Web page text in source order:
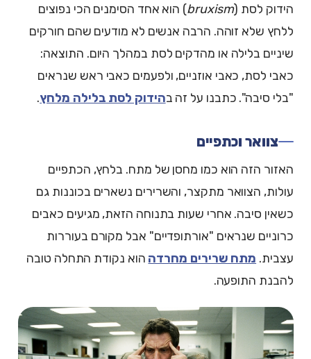
הידוק לסת (bruxism) הוא אחד הסימנים הכי נפוצים
ללחץ שלא זוהה. הרבה אנשים לא מודעים שהם חורקים
שיניים בלילה או מהדקים לסת במהלך היום. התוצאה:
כאבי לסת, כאבי אוזניים, ולפעמים כאבי ראש שנראים
"בלי סיבה". כתבנו על זה בהידוק לסת בלילה מלחץ.
צוואר וכתפיים
האזור הזה הוא כמו מחסן של מתח. בלחץ, הכתפיים
עולות, הצוואר מתקצר, והשרירים נשארים בכוננות גם
כשאין סיבה. אחרי שעות בתנוחה הזאת, מגיעים כאבים
כרוניים שנראים "אורתופדיים" אבל מקורם בעוררות
עצבית. מתח שרירים מחרדה הוא נקודת התחלה טובה
להבנת התופעה.